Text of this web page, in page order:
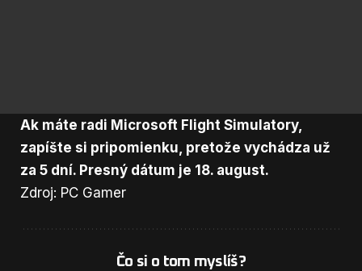
Ak máte radi Microsoft Flight Simulatory,
zapíšte si pripomienku, pretože vychádza už
za 5 dní. Presný dátum je 18. august.
Zdroj: PC Gamer
Čo si o tom myslíš?